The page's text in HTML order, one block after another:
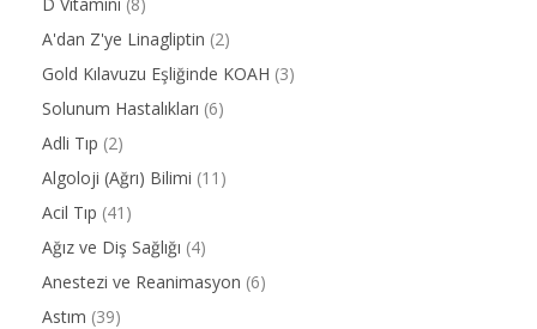
A'dan Z'ye Linagliptin (2)
Gold Kılavuzu Eşliğinde KOAH (3)
Solunum Hastalıkları (6)
Adli Tıp (2)
Algoloji (Ağrı) Bilimi (11)
Acil Tıp (41)
Ağız ve Diş Sağlığı (4)
Anestezi ve Reanimasyon (6)
Astım (39)